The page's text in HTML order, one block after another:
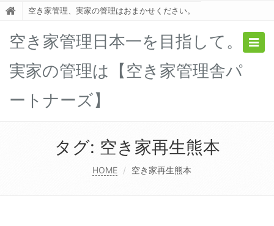
空き家管理、実家の管理はおまかせください。
空き家管理日本一を目指して。
実家の管理は【空き家管理舎パ
ートナーズ】
タグ: 空き家再生熊本
HOME 空き家再生熊本